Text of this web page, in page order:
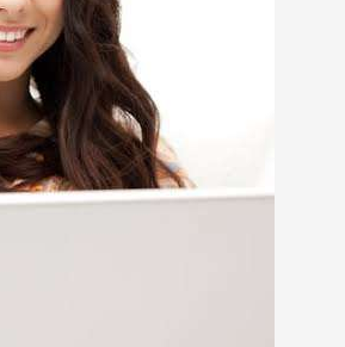
1 tỷ USD) trước khi gia tăng vị thế.
của Vlike.vn!